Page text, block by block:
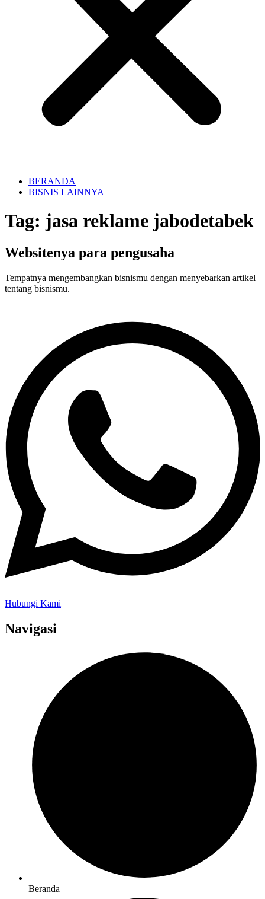
BERANDA
BISNIS LAINNYA
Tag: jasa reklame jabodetabek
Websitenya para pengusaha
Tempatnya mengembangkan bisnismu dengan menyebarkan artikel
tentang bisnismu.
Hubungi Kami
Navigasi
Beranda